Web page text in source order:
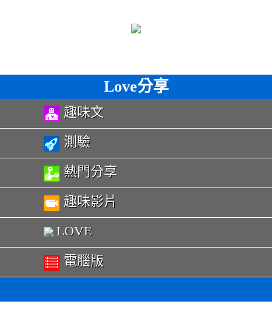
Love分享
趣味文
測驗
熱門分享
趣味影片
LOVE
電腦版